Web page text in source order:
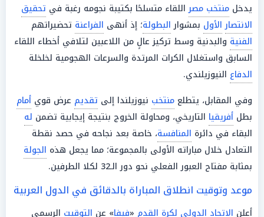
يدخل منتخب مصراللقاء متسلحًا بكتيبة نجومه رغبة في تحقيق
الانتصار الأول بمشوارالبطولة؛ إذ أنهى الفراعنة تحضيراتهم
الفنية والبدنية وسط تركيز عالٍ من اللاعبين لتلافي أخطاء اللقاء
السابق واستغلال الكرات المرتدة والسرعات الهجومية لخلخلة
الدفاع النيوزيلندي.
وفي المقابل، يتطلعمنتخب نيوزيلندا إلى تقديم عرض قوي أمام
بطل أفريقيا التاريخي، ومحاولة الخروج بنتيجة إيجابية تضمن له
البقاء في دائرة المنافسة، خاصة بعد نجاحه في حصد نقطة
التعادل خلال مباراته الأولى بالمجموعة؛ مما يجعل هذه الجولة
بمثابة مفتاح العبور الفعلي نحو دور الـ32 لكلا الطرفين.
موعد وتوقيت انطلاق المباراة بالدقائق في الدول العربية
أعلن الاتحاد الدولي لكرة القدم «فيفا» عن التوقيت الرسمي